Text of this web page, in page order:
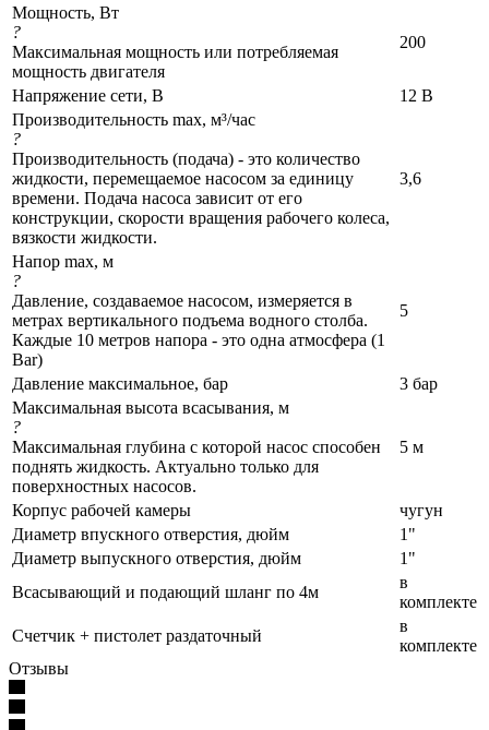
Мощность, Вт
?
Максимальная мощность или потребляемая
мощность двигателя
200
Напряжение сети, В
12 В
Производительность max, м³/час
?
Производительность (подача) - это количество
жидкости, перемещаемое насосом за единицу
времени. Подача насоса зависит от его
конструкции, скорости вращения рабочего колеса,
вязкости жидкости.
3,6
Напор max, м
?
Давление, создаваемое насосом, измеряется в
метрах вертикального подъема водного столба.
Каждые 10 метров напора - это одна атмосфера (1
Bar)
5
Давление максимальное, бар
3 бар
Максимальная высота всасывания, м
?
Максимальная глубина с которой насос способен
поднять жидкость. Актуально только для
поверхностных насосов.
5 м
Корпус рабочей камеры
чугун
Диаметр впускного отверстия, дюйм
1"
Диаметр выпускного отверстия, дюйм
1"
Всасывающий и подающий шланг по 4м
в
комплекте
Счетчик + пистолет раздаточный
в
комплекте
Отзывы